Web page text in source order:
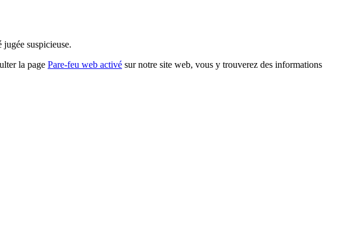
suspicieuse.
la page Pare-feu web activé sur notre site web, vous y trouverez des informations